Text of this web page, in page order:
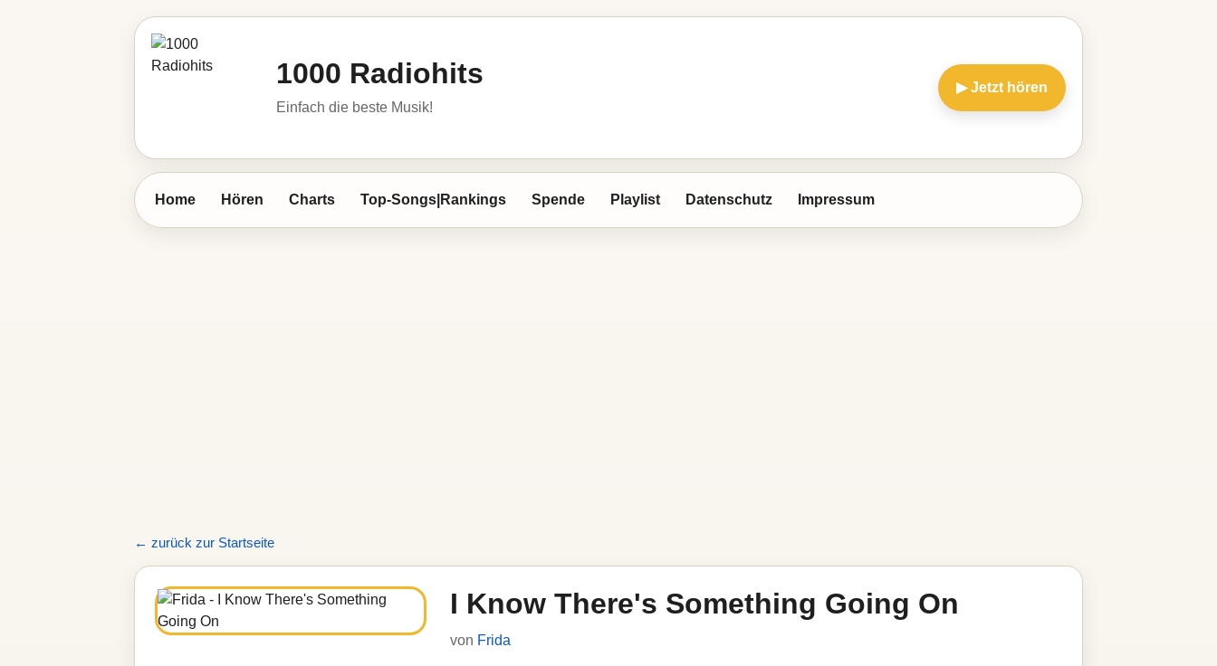
1000 Radiohits
Einfach die beste Musik!
▶ Jetzt hören
Home Hören Charts Top-Songs|Rankings Spende Playlist Datenschutz Impressum
← zurück zur Startseite
I Know There's Something Going On
von Frida